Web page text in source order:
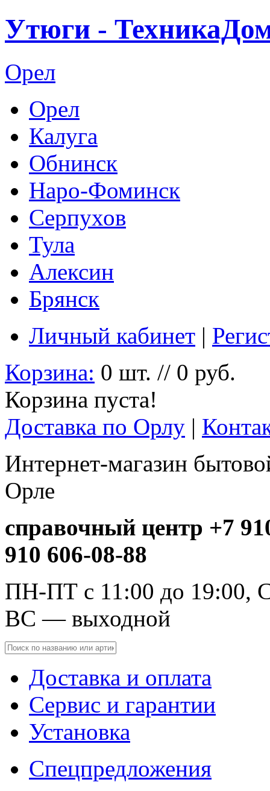
Утюги -
Орел
Орел
Калуга
Обнинск
Наро-Фоминск
Серпухов
Тула
Алексин
Брянск
Личный кабинет |
Корзина: 0 шт. // 0 руб.
Корзина пуста!
Доставка по Орлу |
Интернет-магазин
Орле
справочный центр +7
910 606-08-88
ПН-ПТ с 11:00 до 19:00,
ВС — выходной
Доставка и оплата
Сервис и гарантии
Установка
Спецпредложения